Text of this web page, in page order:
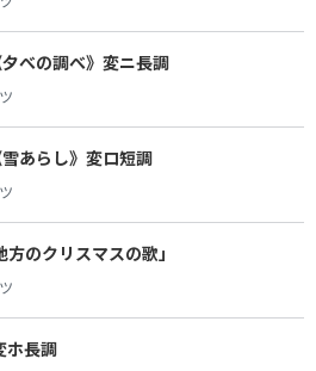
べの調べ》変ニ長調
あらし》変ロ短調
方のクリスマスの歌」
ホ長調